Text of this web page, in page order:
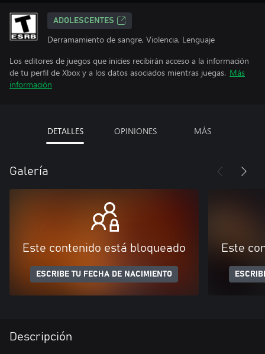
ADOLESCENTES
Derramamiento de sangre, Violencia, Lenguaje
Los editores de juegos que inicies recibirán acceso a la información
de tu perfil de Xbox y a los datos asociados mientras juegas. Más
información
DETALLES OPINIONES MÁS
Galería
Este contenido está bloqueado
ESCRIBE TU FECHA DE NACIMIENTO
Este
Descripción